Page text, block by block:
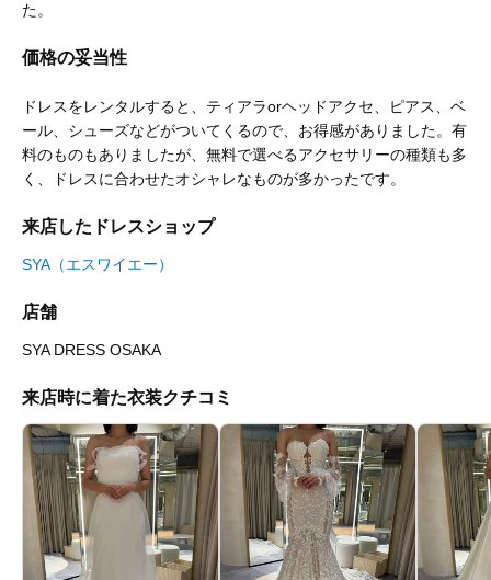
た。
価格の妥当性
ドレスをレンタルすると、ティアラorヘッドアクセ、ピアス、ベ
ール、シューズなどがついてくるので、お得感がありました。有
料のものもありましたが、無料で選べるアクセサリーの種類も多
く、ドレスに合わせたオシャレなものが多かったです。
来店したドレスショップ
SYA（エスワイエー）
店舗
SYA DRESS OSAKA
来店時に着た衣装クチコミ